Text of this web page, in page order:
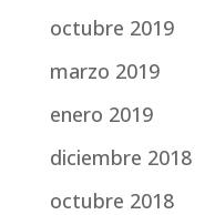
octubre 2019
marzo 2019
enero 2019
diciembre 2018
octubre 2018